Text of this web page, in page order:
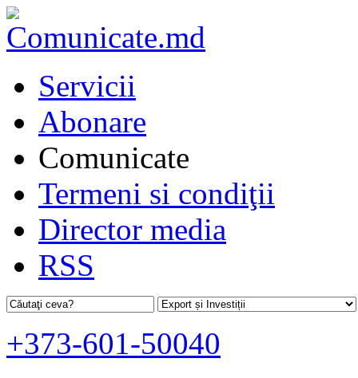
Servicii
Abonare
Comunicate
Termeni si condiţii
Director media
RSS
+373-601-50040